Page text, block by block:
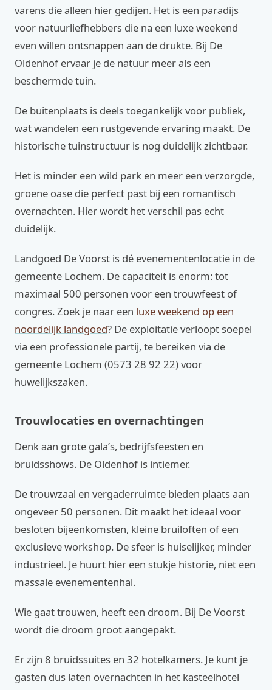
varens die alleen hier gedijen. Het is een paradijs
voor natuurliefhebbers die na een luxe weekend
even willen ontsnappen aan de drukte. Bij De
Oldenhof ervaar je de natuur meer als een
beschermde tuin.
De buitenplaats is deels toegankelijk voor publiek,
wat wandelen een rustgevende ervaring maakt. De
historische tuinstructuur is nog duidelijk zichtbaar.
Het is minder een wild park en meer een verzorgde,
groene oase die perfect past bij een romantisch
overnachten. Hier wordt het verschil pas echt
duidelijk.
Landgoed De Voorst is dé evenementenlocatie in de
gemeente Lochem. De capaciteit is enorm: tot
maximaal 500 personen voor een trouwfeest of
congres. Zoek je naar een luxe weekend op een
noordelijk landgoed? De exploitatie verloopt soepel
via een professionele partij, te bereiken via de
gemeente Lochem (0573 28 92 22) voor
huwelijkszaken.
Trouwlocaties en overnachtingen
Denk aan grote gala’s, bedrijfsfeesten en
bruidsshows. De Oldenhof is intiemer.
De trouwzaal en vergaderruimte bieden plaats aan
ongeveer 50 personen. Dit maakt het ideaal voor
besloten bijeenkomsten, kleine bruiloften of een
exclusieve workshop. De sfeer is huiselijker, minder
industrieel. Je huurt hier een stukje historie, niet een
massale evenementenhal.
Wie gaat trouwen, heeft een droom. Bij De Voorst
wordt die droom groot aangepakt.
Er zijn 8 bruidssuites en 32 hotelkamers. Je kunt je
gasten dus laten overnachten in het kasteelhotel